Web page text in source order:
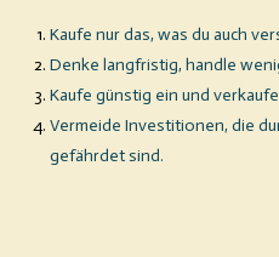
Kaufe nur das, was du auch
Denke langfristig, handle
Kaufe günstig ein und
Vermeide Investitionen, die
gefährdet sind.